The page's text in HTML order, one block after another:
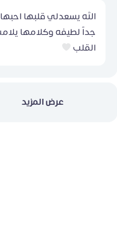
الله يسعدلي قلبها احبها
جداً لطيفه وكلامها
القلب
عرض المزيد